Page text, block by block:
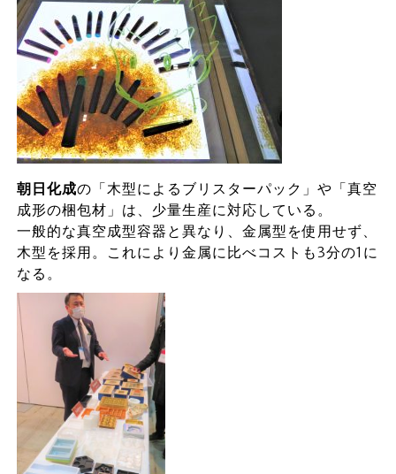
朝日化成の「木型によるブリスターパック」や「真空
成形の梱包材」は、少量生産に対応している。
一般的な真空成型容器と異なり、金属型を使用せず、
木型を採用。これにより金属に比べコストも3分の1に
なる。